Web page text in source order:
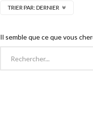
TRIER PAR:DERNIER
Il semble que ce que vous